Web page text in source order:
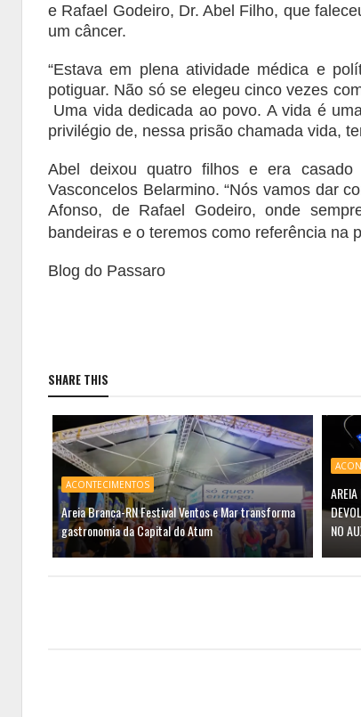
e Rafael Godeiro, Dr. Abel Filho, que
um câncer.
“Estava em plena atividade médica e
potiguar. Não só se elegeu cinco vezes
Uma vida dedicada ao povo. A vida é
privilégio de, nessa prisão chamada vida,
Abel deixou quatro filhos e era
Vasconcelos Belarmino. “Nós vamos dar
Afonso, de Rafael Godeiro, onde
bandeiras e o teremos como referência na
Blog do Passaro
SHARE THIS
ACONTECIMENTOS
Areia Branca-RN Festival Ventos e Mar transforma
gastronomia da Capital do Atum
NO